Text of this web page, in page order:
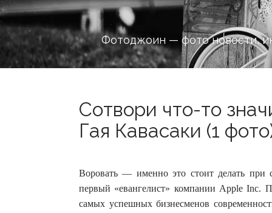
Фотоджоин — фото новости,
Сотвори что-то
Гая Кавасаки (1
Воровать — именно это стоит делать при
первый «евангелист» компании Apple Inc.
самых успешных бизнесменов